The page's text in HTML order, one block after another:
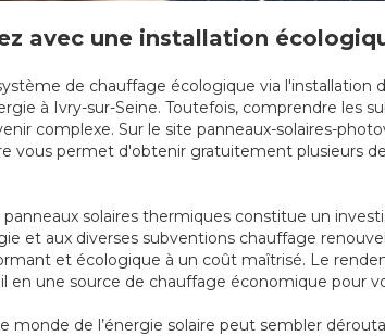
avec une installation
de chauffage écologique via l'installation
à Ivry-sur-Seine. Toutefois, comprendre les
complexe. Sur le site panneaux-solaires-
vous permet d'obtenir gratuitement plusieurs
panneaux solaires thermiques constitue un
et aux diverses subventions chauffage
et écologique à un coût maîtrisé. Le
en une source de chauffage économique pour
monde de l’énergie solaire peut sembler